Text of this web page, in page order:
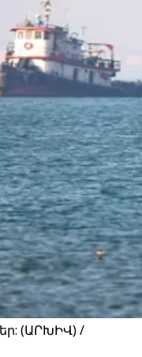
(ԱՐԽԻՎ) /